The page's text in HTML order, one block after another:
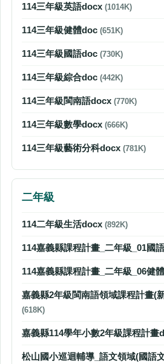
114三年級英語docx (1014K)
114三年級健體doc (651K)
114三年級國語doc (730K)
114三年級綜合doc (442K)
114三年級閩南語docx (770K)
114三年級數學docx (666K)
114三年級藝術分科docx (781K)
二年級
114二年級生活docx (892K)
114嘉義縣課程計畫_二年級_01國
114嘉義縣課程計畫_二年級_06健體
嘉義縣2年級閩南語領域課程計畫(
(618K)
嘉義縣114學年小數2年級課程計畫
松山國小巡迴輔導_語文領域(國語